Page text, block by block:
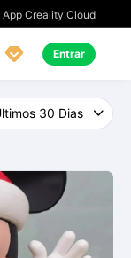
App Creality Cloud
 Entrar